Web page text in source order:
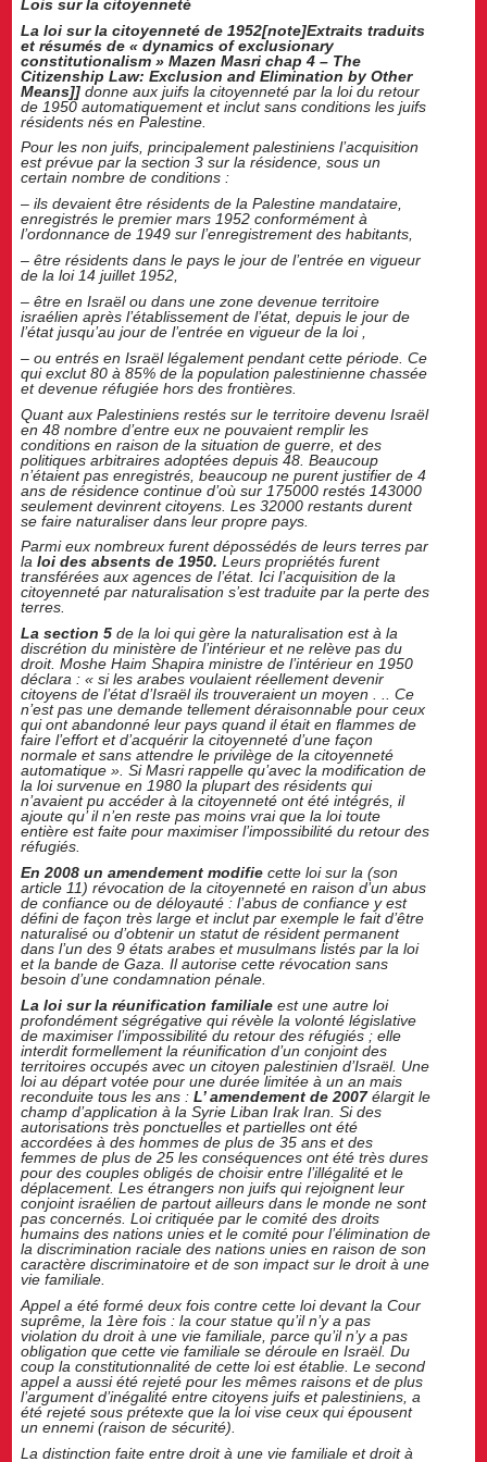
Lois sur la citoyenneté
La loi sur la citoyenneté de 1952[note]Extraits traduits
et résumés de « dynamics of exclusionary
constitutionalism » Mazen Masri chap 4 – The
Citizenship Law: Exclusion and Elimination by Other
Means]]donne aux juifs la citoyenneté par la loi du retour
de 1950 automatiquement et inclut sans conditions les juifs
résidents nés en Palestine.
Pour les non juifs, principalement palestiniens l’acquisition
est prévue par la section 3 sur la résidence, sous un
certain nombre de conditions :
– ils devaient être résidents de la Palestine mandataire,
enregistrés le premier mars 1952 conformément à
l’ordonnance de 1949 sur l’enregistrement des habitants,
– être résidents dans le pays le jour de l’entrée en vigueur
de la loi 14 juillet 1952,
– être en Israël ou dans une zone devenue territoire
israélien après l’établissement de l’état, depuis le jour de
l’état jusqu’au jour de l’entrée en vigueur de la loi ,
– ou entrés en Israël légalement pendant cette période. Ce
qui exclut 80 à 85% de la population palestinienne chassée
et devenue réfugiée hors des frontières.
Quant aux Palestiniens restés sur le territoire devenu Israël
en 48 nombre d’entre eux ne pouvaient remplir les
conditions en raison de la situation de guerre, et des
politiques arbitraires adoptées depuis 48. Beaucoup
n’étaient pas enregistrés, beaucoup ne purent justifier de 4
ans de résidence continue d’où sur 175000 restés 143000
seulement devinrent citoyens. Les 32000 restants durent
se faire naturaliser dans leur propre pays.
Parmi eux nombreux furent dépossédés de leurs terres par
laloi des absents de 1950. Leurs propriétés furent
transférées aux agences de l’état. Ici l’acquisition de la
citoyenneté par naturalisation s’est traduite par la perte des
terres.
La section 5 de la loi qui gère la naturalisation est à la
discrétion du ministère de l’intérieur et ne relève pas du
droit. Moshe Haim Shapira ministre de l’intérieur en 1950
déclara : «si les arabes voulaient réellement devenir
citoyens de l’état d’Israël ils trouveraient un moyen . .. Ce
n’est pas une demande tellement déraisonnable pour ceux
qui ont abandonné leur pays quand il était en flammes de
faire l’effort et d’acquérir la citoyenneté d’une façon
normale et sans attendre le privilège de la citoyenneté
automatique ». Si Masri rappelle qu’avec la modification de
la loi survenue en 1980 la plupart des résidents qui
n’avaient pu accéder à la citoyenneté ont été intégrés, il
ajoute qu’ il n’en reste pas moins vrai que la loi toute
entière est faite pour maximiser l’impossibilité du retour des
réfugiés.
En 2008 un amendement modifiecette loi sur la (son
article 11) révocation de la citoyenneté en raison d’un abus
de confiance ou de déloyauté : l’abus de confiance y est
défini de façon très large et inclut par exemple le fait d’être
naturalisé ou d’obtenir un statut de résident permanent
dans l’un des 9 états arabes et musulmans listés par la loi
et la bande de Gaza. Il autorise cette révocation sans
besoin d’une condamnation pénale.
La loi sur la réunification familiale est une autre loi
profondément ségrégative qui révèle la volonté législative
de maximiser l’impossibilité du retour des réfugiés ; elle
interdit formellement la réunification d’un conjoint des
territoires occupés avec un citoyen palestinien d’Israël. Une
loi au départ votée pour une durée limitée à un an mais
reconduite tous les ans : L’ amendement de 2007élargit le
champ d’application à la Syrie Liban Irak Iran. Si des
autorisations très ponctuelles et partielles ont été
accordées à des hommes de plus de 35 ans et des
femmes de plus de 25 les conséquences ont été très dures
pour des couples obligés de choisir entre l’illégalité et le
déplacement. Les étrangers non juifs qui rejoignent leur
conjoint israélien de partout ailleurs dans le monde ne sont
pas concernés. Loi critiquée par le comité des droits
humains des nations unies et le comité pour l’élimination de
la discrimination raciale des nations unies en raison de son
caractère discriminatoire et de son impact sur le droit à une
vie familiale.
Appel a été formé deux fois contre cette loi devant la Cour
suprême, la 1ère fois : la cour statue qu’il n’y a pas
violation du droit à une vie familiale, parce qu’il n’y a pas
obligation que cette vie familiale se déroule en Israël. Du
coup la constitutionnalité de cette loi est établie. Le second
appel a aussi été rejeté pour les mêmes raisons et de plus
l’argument d’inégalité entre citoyens juifs et palestiniens, a
été rejeté sous prétexte que la loi vise ceux qui épousent
un ennemi (raison de sécurité).
La distinction faite entre droit à une vie familiale et droit à